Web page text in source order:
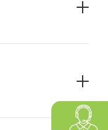
और वजह से है, जैसे